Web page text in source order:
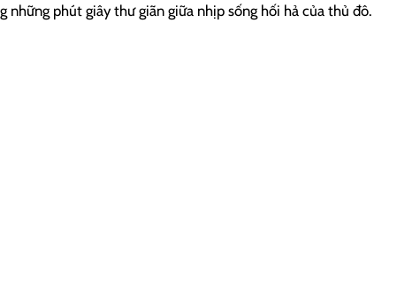
phút giây thư giãn giữa nhịp sống hối hả của thủ đô.